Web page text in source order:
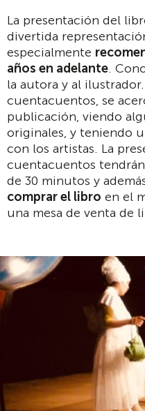
La presentación del
divertida
especialmente
años en adelante.
la autora y al
cuentacuentos, se
publicación, viendo
originales, y teniendo
con los artistas. La
cuentacuentos
de 30 minutos y
comprar el libro en el
una mesa de venta de